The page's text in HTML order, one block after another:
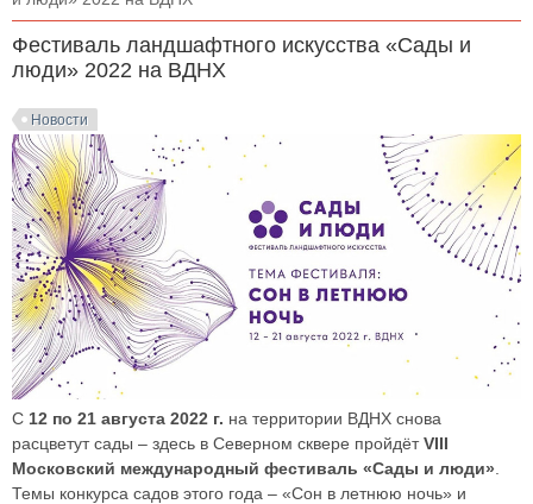
Фестиваль ландшафтного искусства «Сады и
люди» 2022 на ВДНХ
Новости
С 12 по 21 августа 2022 г. на территории ВДНХ снова
расцветут сады – здесь в Северном сквере пройдётVIII
Московский международный фестиваль «Сады и люди»
Темы конкурса садов этого года – «Сон в летнюю ночь» и